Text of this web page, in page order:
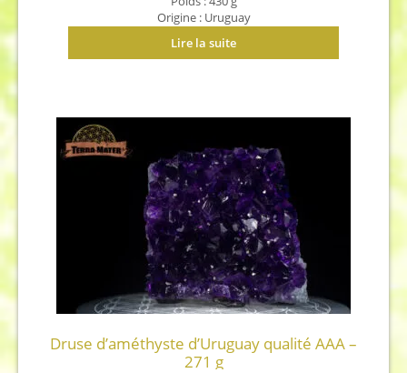
Origine : Uruguay
Lire la suite
Druse d’améthyste d’Uruguay qualité AAA –
271 g